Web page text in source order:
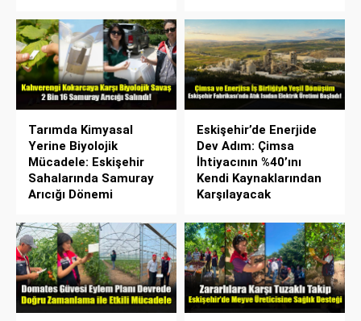
Tarımda Kimyasal
Yerine Biyolojik
Mücadele: Eskişehir
Sahalarında Samuray
Arıcığı Dönemi
Eskişehir’de Enerjide
Dev Adım: Çimsa
İhtiyacının %40’ını
Kendi Kaynaklarından
Karşılayacak